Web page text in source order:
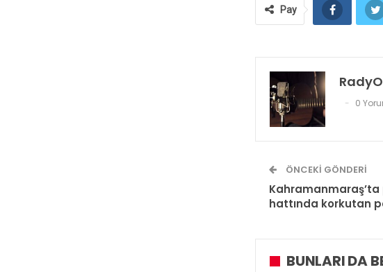
Pay
0
ÖNCEKI GÖNDERI
hattında korkutan
BUNLARI DA